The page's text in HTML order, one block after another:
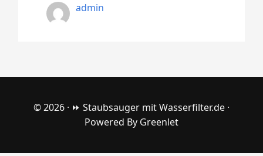
admin
© 2026 · ⏩ Staubsauger mit Wasserfilter.de ·
Powered By Greenlet